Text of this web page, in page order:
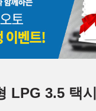
LPG 3.5 택시